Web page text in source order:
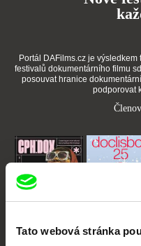
Tato webová stránka
Portál DAFilms.cz je
festivalů dokumentárního filmu
posouvat hranice
podporovat